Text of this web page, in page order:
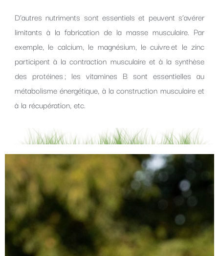
D’autres nutriments sont essentiels et peuvent s’avérer
limitants à la fabrication de la masse musculaire. Par
exemple, le calcium, le magnésium, le cuivre et le zinc
participent à la contraction musculaire et à la synthèse
des protéines ; les vitamines B sont essentielles au
métabolisme énergétique, à la construction musculaire et
à la récupération, etc.